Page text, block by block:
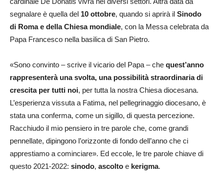
segnalare è quella del 10 ottobre, quando si aprirà il Sinodo
di Roma e della Chiesa mondiale, con la Messa celebrata da
Papa Francesco nella basilica di San Pietro.
«Sono convinto – scrive il vicario del Papa – che quest’anno
rappresenterà una svolta, una possibilità straordinaria di
crescita per tutti noi, per tutta la nostra Chiesa diocesana.
L’esperienza vissuta a Fatima, nel pellegrinaggio diocesano, è
stata una conferma, come un sigillo, di questa percezione.
Racchiudo il mio pensiero in tre parole che, come grandi
pennellate, dipingono l’orizzonte di fondo dell’anno che ci
apprestiamo a cominciare». Ed eccole, le tre parole chiave di
questo 2021-2022: sinodo, ascolto e kerigma.